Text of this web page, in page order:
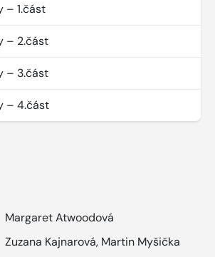
– 1.část
– 2.část
– 3.část
– 4.část
Margaret Atwoodová
Zuzana Kajnarová, Martin Myšička